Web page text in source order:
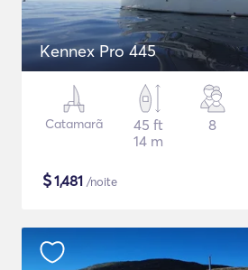
Kennex Pro 445
Catamarã
45 ft
14 m
8
$1,481 /noite